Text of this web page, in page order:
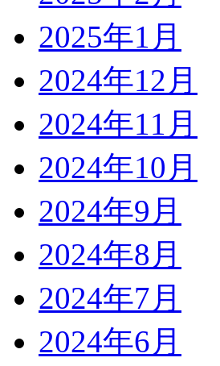
2025年1月
2024年12月
2024年11月
2024年10月
2024年9月
2024年8月
2024年7月
2024年6月